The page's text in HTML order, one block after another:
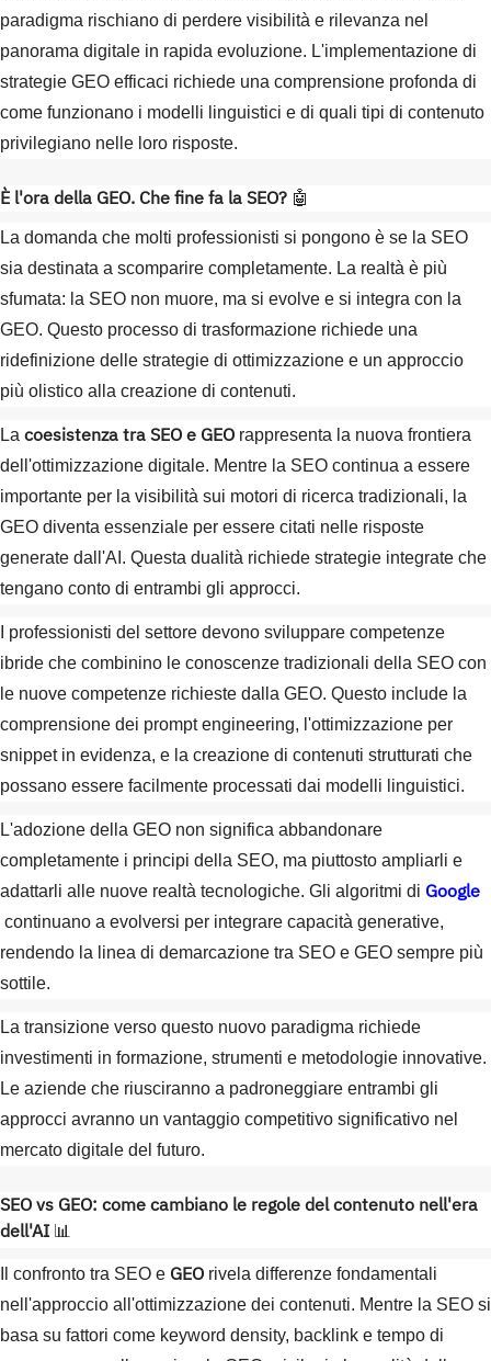
paradigma rischiano di perdere visibilità e rilevanza nel
panorama digitale in rapida evoluzione. L'implementazione di
strategie GEO efficaci richiede una comprensione profonda di
come funzionano i modelli linguistici e di quali tipi di contenuto
privilegiano nelle loro risposte.
È l'ora della GEO. Che fine fa la SEO? 🤖
La domanda che molti professionisti si pongono è se la SEO
sia destinata a scomparire completamente. La realtà è più
sfumata: la SEO non muore, ma si evolve e si integra con la
GEO. Questo processo di trasformazione richiede una
ridefinizione delle strategie di ottimizzazione e un approccio
più olistico alla creazione di contenuti.
La coesistenza tra SEO e GEO rappresenta la nuova frontiera
dell'ottimizzazione digitale. Mentre la SEO continua a essere
importante per la visibilità sui motori di ricerca tradizionali, la
GEO diventa essenziale per essere citati nelle risposte
generate dall'AI. Questa dualità richiede strategie integrate che
tengano conto di entrambi gli approcci.
I professionisti del settore devono sviluppare competenze
ibride che combinino le conoscenze tradizionali della SEO con
le nuove competenze richieste dalla GEO. Questo include la
comprensione dei prompt engineering, l'ottimizzazione per
snippet in evidenza, e la creazione di contenuti strutturati che
possano essere facilmente processati dai modelli linguistici.
L'adozione della GEO non significa abbandonare
completamente i principi della SEO, ma piuttosto ampliarli e
adattarli alle nuove realtà tecnologiche. Gli algoritmi di Google
continuano a evolversi per integrare capacità generative,
rendendo la linea di demarcazione tra SEO e GEO sempre più
sottile.
La transizione verso questo nuovo paradigma richiede
investimenti in formazione, strumenti e metodologie innovative.
Le aziende che riusciranno a padroneggiare entrambi gli
approcci avranno un vantaggio competitivo significativo nel
mercato digitale del futuro.
SEO vs GEO: come cambiano le regole del contenuto nell'era
dell'AI 📊
Il confronto tra SEO e GEO rivela differenze fondamentali
nell'approccio all'ottimizzazione dei contenuti. Mentre la SEO si
basa su fattori come keyword density, backlink e tempo di